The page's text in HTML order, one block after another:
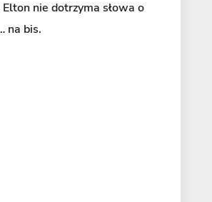
nie dotrzyma słowa o
na bis.